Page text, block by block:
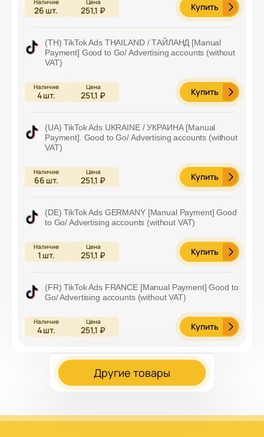
26 шт. 251,1 ₽ Купить
(TH) TikTok Ads THAILAND / ТАЙЛАНД [Manual
Payment] Good to Go/ Advertising accounts (without
VAT)
4шт. 251,1 ₽ Купить
(UA) TikTok Ads UKRAINE / УКРАИНА [Manual
Payment]. Good to Go/ Advertising accounts (without
VAT)
66 шт. 251,1 ₽ Купить
(DE) TikTok Ads GERMANY [Manual Payment] Good
to Go/ Advertising accounts (without VAT)
1 шт. 251,1 ₽ Купить
(FR) TikTok Ads FRANCE [Manual Payment] Good to
Go/ Advertising accounts (without VAT)
4шт. 251,1 ₽ Купить
Другие товары